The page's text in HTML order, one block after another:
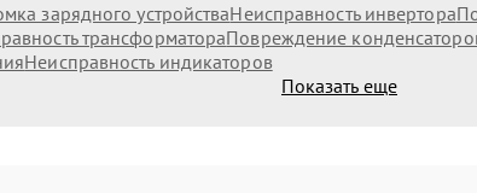
зарядного устройстваНеисправность инвертора
трансформатораПовреждение
Неисправность индикаторов
Показать еще